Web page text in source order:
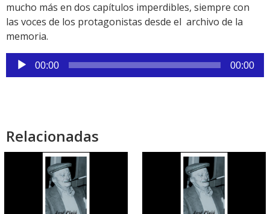
mucho más en dos capítulos imperdibles, siempre con
las voces de los protagonistas desde el archivo de la
memoria.
Reproductor
de
00:00 00:00
Relacionadas